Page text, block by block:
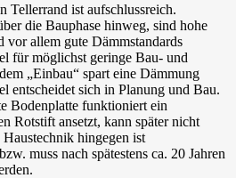
Tellerrand ist aufschlussreich.
die Bauphase hinweg, sind hohe
vor allem gute Dämmstandards
für möglichst geringe Bau- und
„Einbau“ spart eine Dämmung
entscheidet sich in Planung und Bau.
Bodenplatte funktioniert ein
Rotstift ansetzt, kann später nicht
hingegen ist
muss nach spätestens ca. 20 Jahren